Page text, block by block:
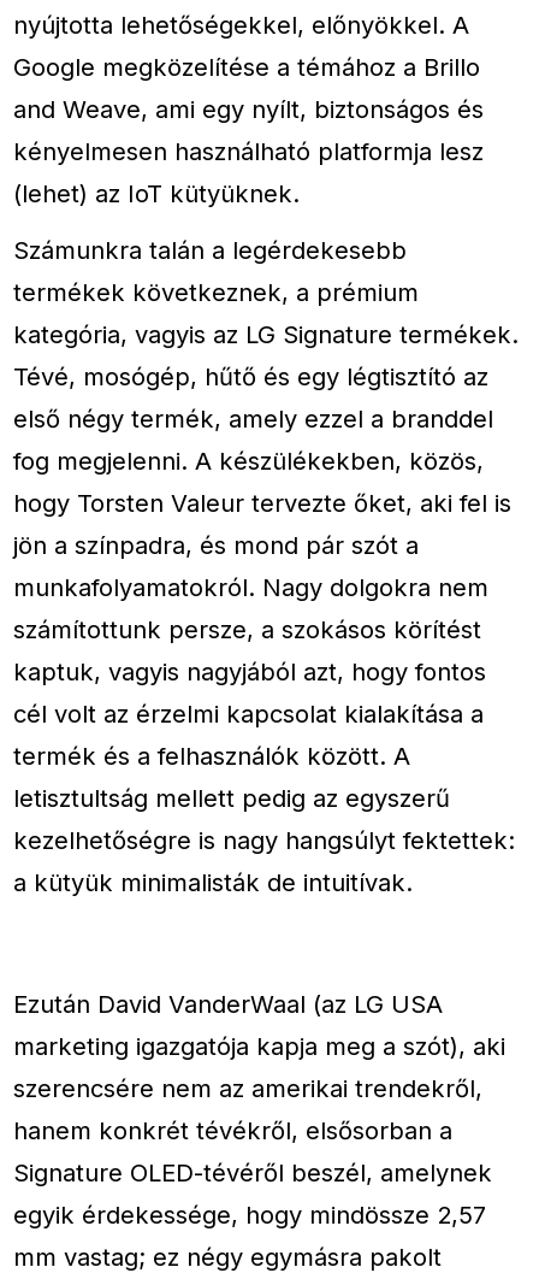
nyújtotta lehetőségekkel, előnyökkel. A
Google megközelítése a témához a Brillo
and Weave, ami egy nyílt, biztonságos és
kényelmesen használható platformja lesz
(lehet) az IoT kütyüknek.
Számunkra talán a legérdekesebb
termékek következnek, a prémium
kategória, vagyis az LG Signature termékek.
Tévé, mosógép, hűtő és egy légtisztító az
első négy termék, amely ezzel a branddel
fog megjelenni. A készülékekben, közös,
hogy Torsten Valeur tervezte őket, aki fel is
jön a színpadra, és mond pár szót a
munkafolyamatokról. Nagy dolgokra nem
számítottunk persze, a szokásos körítést
kaptuk, vagyis nagyjából azt, hogy fontos
cél volt az érzelmi kapcsolat kialakítása a
termék és a felhasználók között. A
letisztultság mellett pedig az egyszerű
kezelhetőségre is nagy hangsúlyt fektettek:
a kütyük minimalisták de intuitívak.
Ezután David VanderWaal (az LG USA
marketing igazgatója kapja meg a szót), aki
szerencsére nem az amerikai trendekről,
hanem konkrét tévékről, elsősorban a
Signature OLED-tévéről beszél, amelynek
egyik érdekessége, hogy mindössze 2,57
mm vastag; ez négy egymásra pakolt